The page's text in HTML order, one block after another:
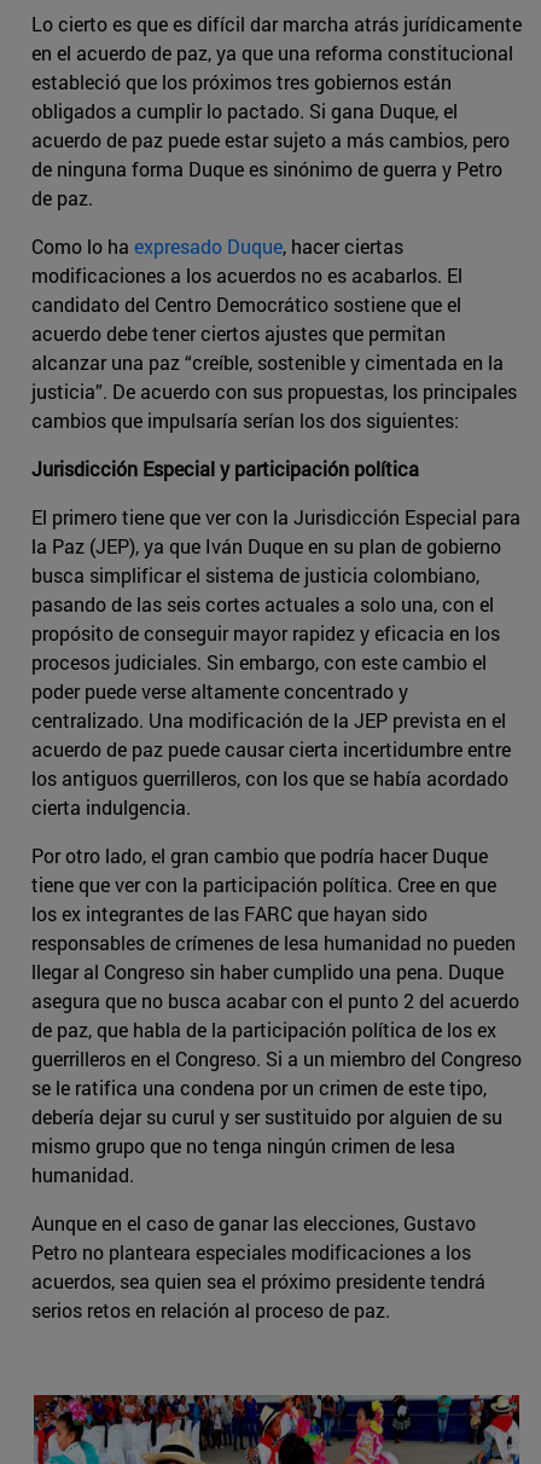
Lo cierto es que es difícil dar marcha atrás jurídicamente
en el acuerdo de paz, ya que una reforma constitucional
estableció que los próximos tres gobiernos están
obligados a cumplir lo pactado. Si gana Duque, el
acuerdo de paz puede estar sujeto a más cambios, pero
de ninguna forma Duque es sinónimo de guerra y Petro
de paz.
Como lo ha expresado Duque, hacer ciertas
modificaciones a los acuerdos no es acabarlos. El
candidato del Centro Democrático sostiene que el
acuerdo debe tener ciertos ajustes que permitan
alcanzar una paz “creíble, sostenible y cimentada en la
justicia”. De acuerdo con sus propuestas, los principales
cambios que impulsaría serían los dos siguientes:
Jurisdicción Especial y participación política
El primero tiene que ver con la Jurisdicción Especial para
la Paz (JEP), ya que Iván Duque en su plan de gobierno
busca simplificar el sistema de justicia colombiano,
pasando de las seis cortes actuales a solo una, con el
propósito de conseguir mayor rapidez y eficacia en los
procesos judiciales. Sin embargo, con este cambio el
poder puede verse altamente concentrado y
centralizado. Una modificación de la JEP prevista en el
acuerdo de paz puede causar cierta incertidumbre entre
los antiguos guerrilleros, con los que se había acordado
cierta indulgencia.
Por otro lado, el gran cambio que podría hacer Duque
tiene que ver con la participación política. Cree en que
los ex integrantes de las FARC que hayan sido
responsables de crímenes de lesa humanidad no pueden
llegar al Congreso sin haber cumplido una pena. Duque
asegura que no busca acabar con el punto 2 del acuerdo
de paz, que habla de la participación política de los ex
guerrilleros en el Congreso. Si a un miembro del Congreso
se le ratifica una condena por un crimen de este tipo,
debería dejar su curul y ser sustituido por alguien de su
mismo grupo que no tenga ningún crimen de lesa
humanidad.
Aunque en el caso de ganar las elecciones, Gustavo
Petro no planteara especiales modificaciones a los
acuerdos, sea quien sea el próximo presidente tendrá
serios retos en relación al proceso de paz.